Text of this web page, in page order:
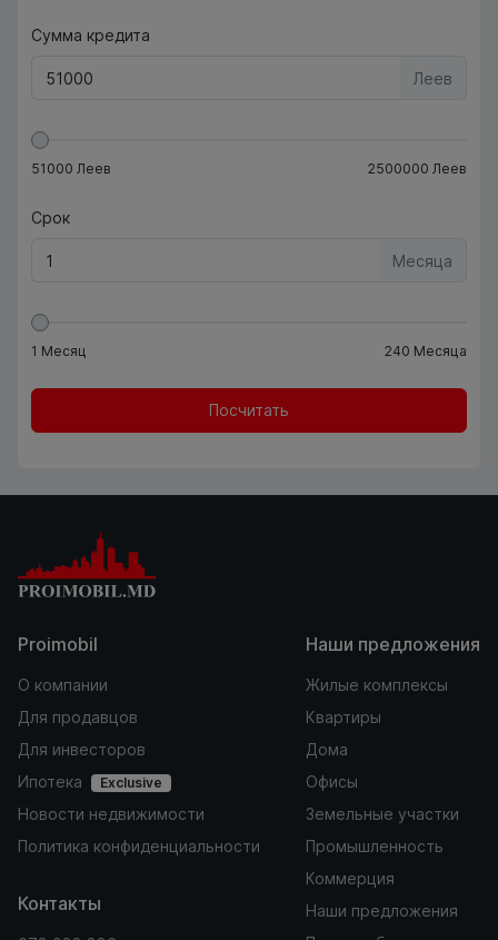
Сумма кредита
Леев
51000 Леев 2500000 Леев
Срок
Месяца
1 Месяц 240 Месяца
Посчитать
Proimobil
О компании
Для продавцов
Для инвесторов
Ипотека
Exclusive
Новости недвижимости
Политика конфиденциальности
Наши предложения
Жилые комплексы
Квартиры
Дома
Офисы
Земельные участки
Промышленность
Коммерция
Наши предложения
Контакты